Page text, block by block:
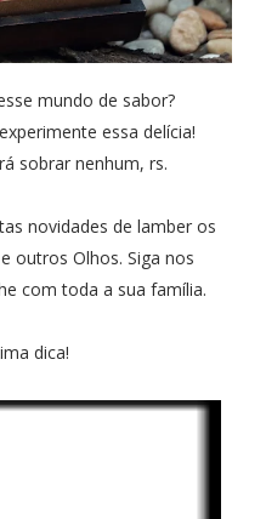
mundo de sabor?
essa delícia!
sobrar nenhum, rs.
novidades de lamber os
outros Olhos. Siga nos
com toda a sua família.
dica!